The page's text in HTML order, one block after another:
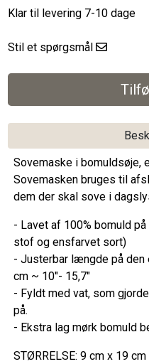
Klar til levering 7-10 dage
Stil et spørgsmål
Sovemaske i bomuldsøje,
Sovemasken bruges til
dem der skal sove i
- Lavet af 100% bomuld
stof og ensfarvet sort)
- Justerbar længde på
cm ~ 10"- 15,7"
- Fyldt med vat, som
på.
- Ekstra lag mørk bomuld
STØRRELSE: 9 cm x 19